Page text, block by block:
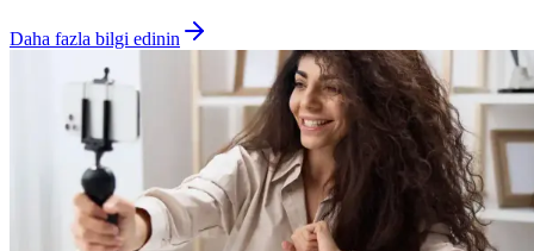
Daha fazla bilgi edinin